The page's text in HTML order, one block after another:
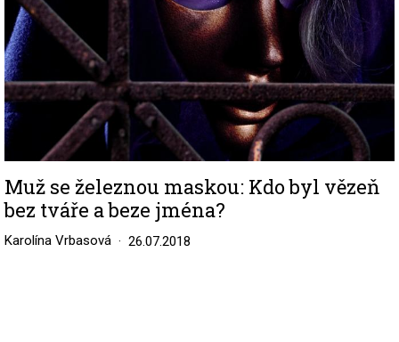
Muž se železnou maskou: Kdo byl vězeň
bez tváře a beze jména?
Karolína Vrbasová 26.07.2018